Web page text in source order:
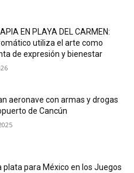
EN PLAYA DEL CARMEN:
utiliza el arte como
de expresión y bienestar
aeronave con armas y drogas
de Cancún
plata para México en los Juegos